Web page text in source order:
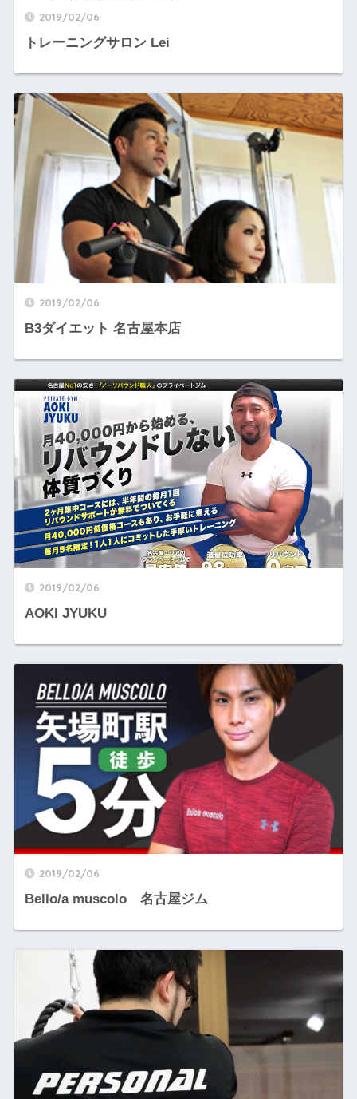
2019/02/06
トレーニングサロン Lei
2019/02/06
B3ダイエット 名古屋本店
2019/02/06
AOKI JYUKU
2019/02/06
Bello/a muscolo 名古屋ジム